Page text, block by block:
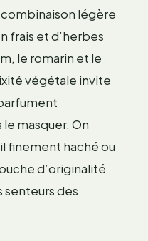
légère
frais et d’herbes
le romarin et le
végétale invite
masquer. On
finement haché ou
d’originalité
senteurs des